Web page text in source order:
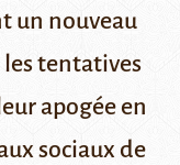
un nouveau
tentatives
apogée en
sociaux de